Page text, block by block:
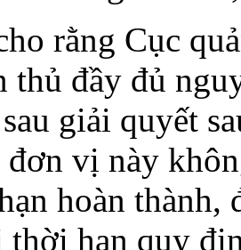
rằng Cục
thủ đầy đủ
giải quyết
vị này
hoàn thành,
thời hạn quy